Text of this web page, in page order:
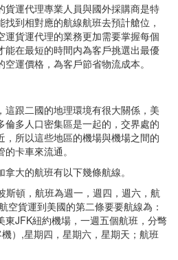
貨運代理專業人員與國外採購商是特
到相對應的航線航班去預計艙位，
運貨運代理的業務更加需要掌握每個
能在最短的時間内為客戶挑選出最優
運價格，為客戶節省物流成本。
這跟二國的地理環境有很大關係，美
倫多人口密集區是一起的，交界處的
，所以這些地區的機場與機場之間的
卡車來流通。
大的航班有以下幾條航線。
斯頓，航班為週一，週四，週六，航
空貨運到美國的第二條要要航線為：
東JFK紐約機場，一週五個航班，分彆
）,星期四，星期六，星期天；航班